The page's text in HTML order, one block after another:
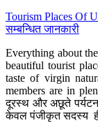
Tourism Places Of
सम्बन्धित जानकारी
Everything about
beautiful tourist
taste of virgin
members are in
दूरस्थ और अछूते
केवल पंजीकृत सदस्य